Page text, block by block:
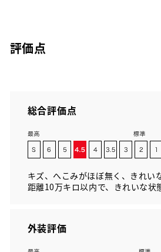
評価点
総合評価点
キズ、へこみがほぼ無く、きれい
距離10万キロ以内で、きれいな状
外装評価